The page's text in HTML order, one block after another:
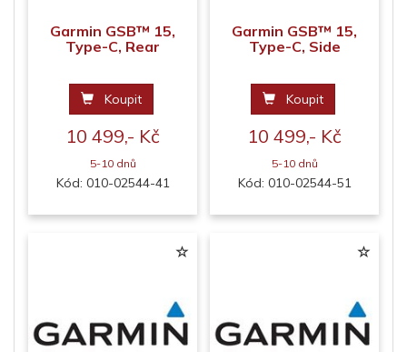
Garmin GSB™ 15,
Type-C, Rear
Koupit
10 499,- Kč
5-10 dnů
Kód: 010-02544-41
Garmin GSB™ 15,
Type-C, Side
Koupit
10 499,- Kč
5-10 dnů
Kód: 010-02544-51